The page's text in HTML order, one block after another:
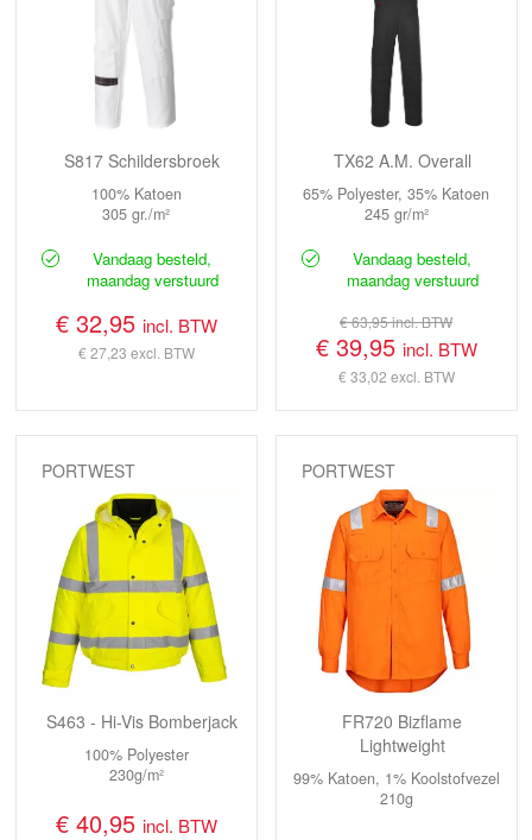
S817 Schildersbroek
100% Katoen
305 gr./m²
Vandaag besteld,
maandag verstuurd
€ 32,95 incl. BTW
€ 27,23 excl. BTW
TX62 A.M. Overall
65% Polyester, 35% Katoen
245 gr/m²
Vandaag besteld,
maandag verstuurd
€ 63,95incl. BTW
€ 39,95 incl. BTW
€ 33,02 excl. BTW
PORTWEST
S463 - Hi-Vis Bomberjack
100% Polyester
230g/m²
€ 40,95 incl. BTW
PORTWEST
FR720 Bizflame
Lightweight
99% Katoen, 1% Koolstofvezel
210g